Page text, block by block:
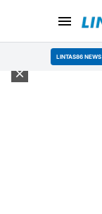
LINTAS86 NEWS